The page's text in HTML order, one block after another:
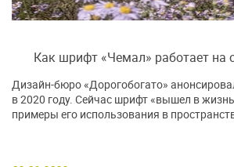
Как шрифт «Чемал» работает на
Дизайн-бюро «Дорогобогато»
в 2020 году. Сейчас шрифт «вышел в
примеры его использования в